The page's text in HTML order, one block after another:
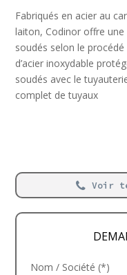
Fabriqués en acier au
laiton, Codinor offre
soudés selon le
d’acier inoxydable
soudés avec le
complet de tuyaux
Voir
Nom / Société (*)